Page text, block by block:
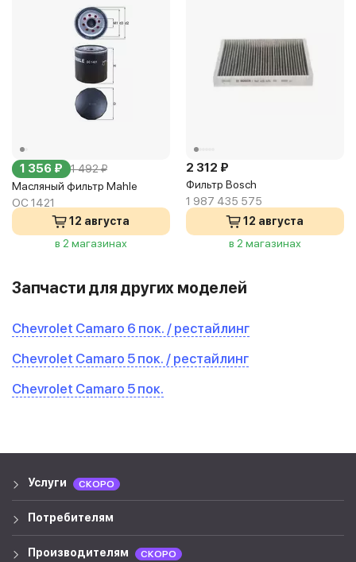
1 356 ₽ 1 492 ₽
Масляный фильтр Mahle
OC 1421
12 августа
в 2 магазинах
2 312 ₽
Фильтр Bosch
1 987 435 575
12 августа
в 2 магазинах
Запчасти для других моделей
Chevrolet Camaro 6 пок. / рестайлинг
Chevrolet Camaro 5 пок. / рестайлинг
Chevrolet Camaro 5 пок.
Услуги СКОРО
Потребителям
Производителям СКОРО